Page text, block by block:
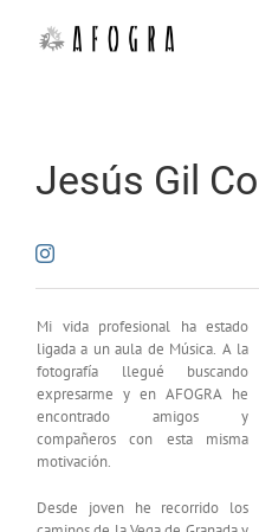
contenido
Jesús Gil
Mi vida profesional ha estado
ligada a un aula de Música. A la
fotografía llegué buscando
expresarme y en AFOGRA he
encontrado amigos y
compañeros con esta misma
motivación.
Desde joven he recorrido los